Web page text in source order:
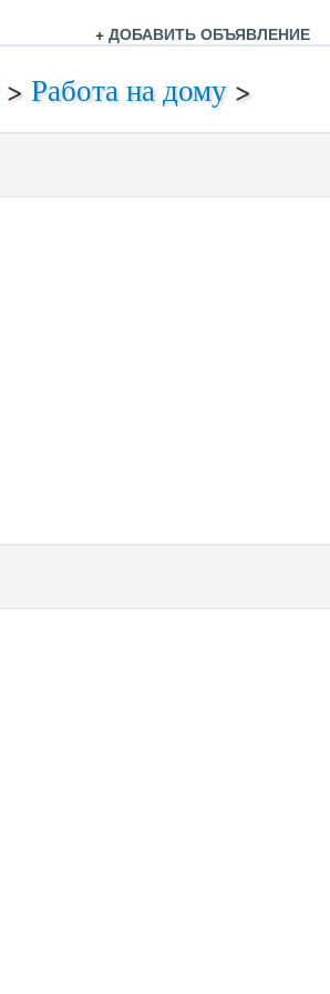
+ ДОБАВИТЬ ОБЪЯВЛЕНИЕ
> Работа на дому >